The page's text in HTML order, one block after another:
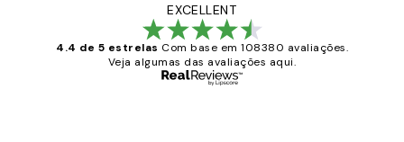
EXCELLENT
4.4 de 5 estrelas Com base em 108380 avaliações.
Veja algumas das avaliações aqui.